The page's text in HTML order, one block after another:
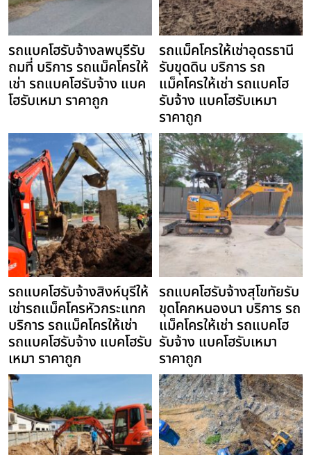
รถแบคโฮรับจ้างลพบุรีรับ
ถมที่ บริการ รถแม็คโครให้
เช่า รถแบคโฮรับจ้าง แบค
โฮรับเหมา ราคาถูก
รถแม็คโครให้เช่าอุดรธานี
รับขุดดิน บริการ รถ
แม็คโครให้เช่า รถแบคโฮ
รับจ้าง แบคโฮรับเหมา
ราคาถูก
รถแบคโฮรับจ้างสิงห์บุรีให้
เช่ารถแม็คโครหัวกระแทก
บริการ รถแม็คโครให้เช่า
รถแบคโฮรับจ้าง แบคโฮรับ
เหมา ราคาถูก
รถแบคโฮรับจ้างสุโขทัยรับ
ขุดโคกหนองนา บริการ รถ
แม็คโครให้เช่า รถแบคโฮ
รับจ้าง แบคโฮรับเหมา
ราคาถูก